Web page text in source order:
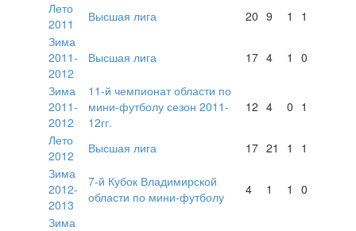
Лето
2011
Высшая лига 20 9 1
1
Зима
2011-
2012
Высшая лига 17 4 1 0
Зима
2011-
2012
11-й чемпионат области по
мини-футболу сезон 2011-
12гг.
12 4 0 1
Лето
2012
Высшая лига 17 21 1
1
Зима
2012-
2013
7-й Кубок Владимирской
области по мини-футболу
4 1 1 0
Зима